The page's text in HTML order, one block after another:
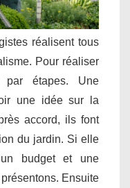
réalisent tous
Pour réaliser
par étapes. Une
une idée sur la
accord, ils font
du jardin. Si elle
budget et une
Ensuite